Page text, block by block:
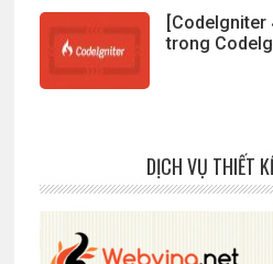
[CodeIgniter
trong
DỊCH VỤ THIẾT